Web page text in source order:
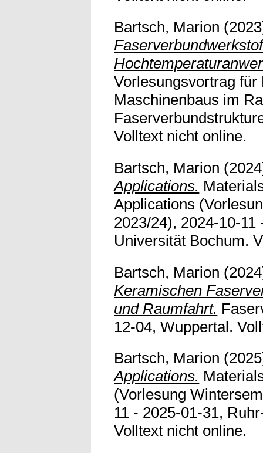
Bartsch, Marion
Vorlesungsvortrag
Maschinenbaus im
Volltext nicht online.
Bartsch, Marion
Applications.
Applications
2023/24), 2024-10-
Universität Bochum.
Bartsch, Marion
Keramischen
und Raumfahrt.
12-04, Wuppertal.
Bartsch, Marion
Applications.
(Vorlesung
11 - 2025-01-31,
Volltext nicht online.